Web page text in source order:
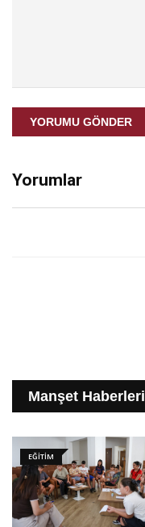
YORUMU GÖNDER
Yorumlar
Manşet Haberleri
EĞİTİM